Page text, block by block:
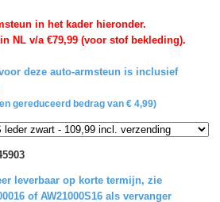
in het kader hieronder.
NL v/a €79,99 (voor stof bekleding).
deze auto-armsteun is inclusief
gereduceerd bedrag van € 4,99)
leverbaar op korte termijn, zie
of AW21000S16 als vervanger